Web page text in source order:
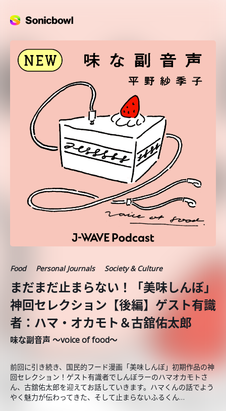
Food Personal Journals Society & Culture
まだまだ止まらない！「美味しんぼ」
神回セレクション【後編】ゲスト有識
者：ハマ・オカモト＆古舘佑太郎
味な副音声 ～voice of food～
前回に引き続き、国民的フード漫画「美味しんぼ」初期作品の神
回セレクション！ゲスト有識者でしんぼラーのハマオカモトさ
ん、古舘佑太郎を迎えてお話していきます。ハマくんの話でよう
やく魅力が伝わってきた、そして止まらないふるくん…